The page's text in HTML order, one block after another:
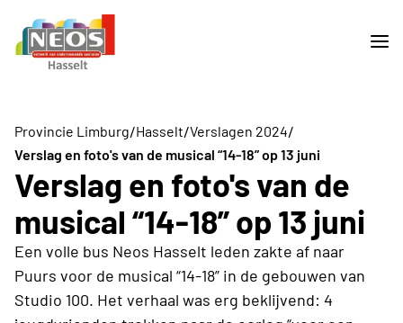
Provincie Limburg/Hasselt/Verslagen 2024/
Verslag en foto's van de musical “14-18” op 13 juni
Verslag en foto's van de
musical “14-18” op 13 juni
Een volle bus Neos Hasselt leden zakte af naar
Puurs voor de musical “14-18” in de gebouwen van
Studio 100. Het verhaal was erg beklijvend: 4